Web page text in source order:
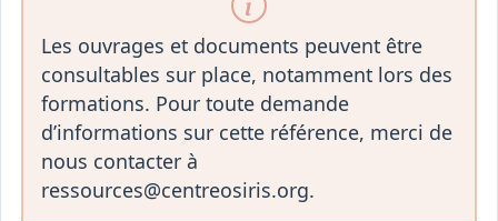
Les ouvrages et documents peuvent être
consultables sur place, notamment lors des
formations. Pour toute demande
d’informations sur cette référence, merci de
nous contacter à
ressources@centreosiris.org.